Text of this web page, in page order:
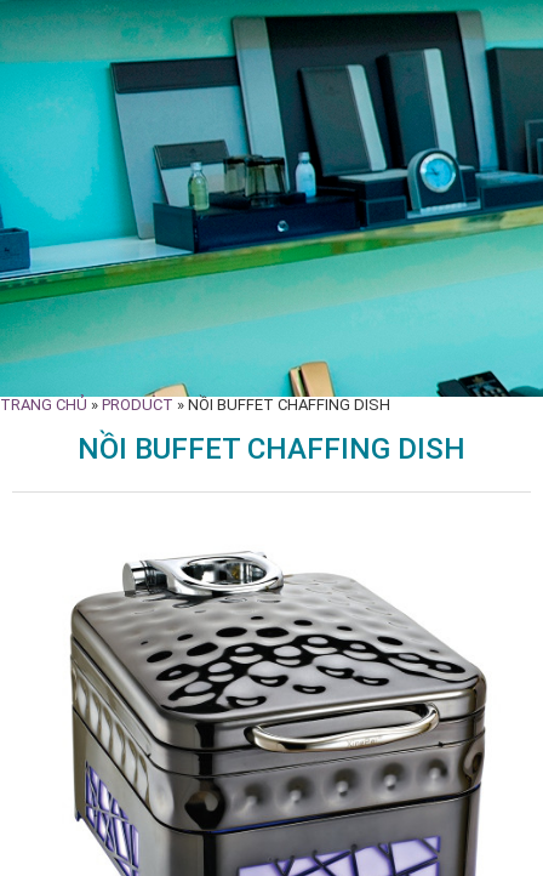
TRANG CHỦ » PRODUCT » NỒI BUFFET CHAFFING DISH
NỒI BUFFET CHAFFING DISH